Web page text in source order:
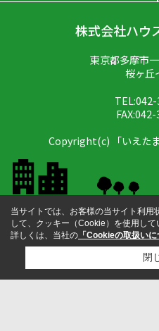
株式会社ハウ
東京都多摩市
桜ヶ丘
Copyright(c) 「いえた
当サイトでは、お客様の当サイト利用
して、クッキー（Cookie）を使用して
詳しくは、当社の 「Cookieの取扱いに
閉